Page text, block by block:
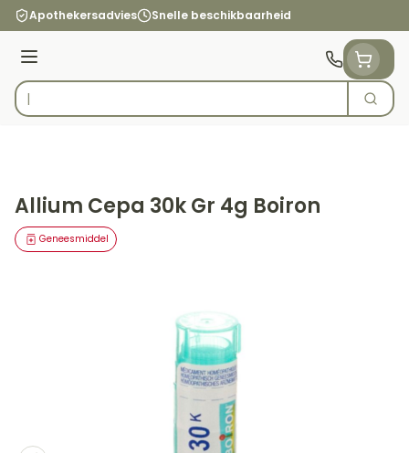
Ga naar de inhoud
Apothekersadvies Snelle beschikbaarheid
Menu
Product, merk, categorie...
Zoek
Allium Cepa 30k Gr 4g Boiron
Geneesmiddel